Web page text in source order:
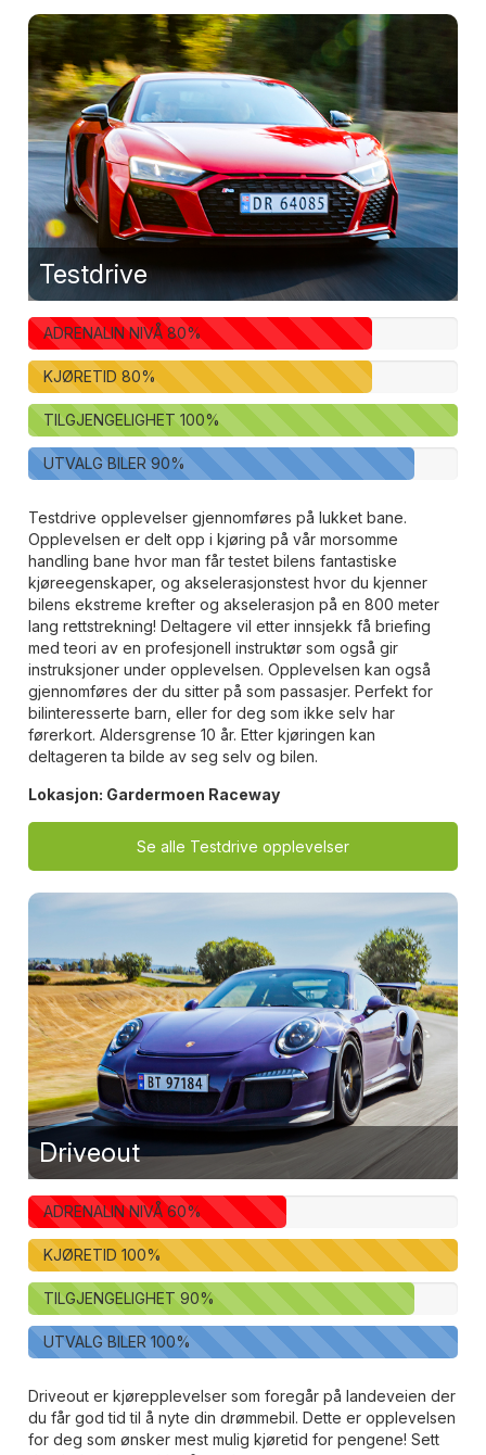
Testdrive
ADRENALIN NIVÅ 80%
KJØRETID 80%
TILGJENGELIGHET 100%
UTVALG BILER 90%
Testdrive opplevelser gjennomføres på lukket bane.
Opplevelsen er delt opp i kjøring på vår morsomme
handling bane hvor man får testet bilens fantastiske
kjøreegenskaper, og akselerasjonstest hvor du kjenner
bilens ekstreme krefter og akselerasjon på en 800 meter
lang rettstrekning! Deltagere vil etter innsjekk få briefing
med teori av en profesjonell instruktør som også gir
instruksjoner under opplevelsen. Opplevelsen kan også
gjennomføres der du sitter på som passasjer. Perfekt for
bilinteresserte barn, eller for deg som ikke selv har
førerkort. Aldersgrense 10 år. Etter kjøringen kan
deltageren ta bilde av seg selv og bilen.
Lokasjon: Gardermoen Raceway
Se alle Testdrive opplevelser
Driveout
ADRENALIN NIVÅ 60%
KJØRETID 100%
TILGJENGELIGHET 90%
UTVALG BILER 100%
Driveout er kjørepplevelser som foregår på landeveien der
du får god tid til å nyte din drømmebil. Dette er opplevelsen
for deg som ønsker mest mulig kjøretid for pengene! Sett